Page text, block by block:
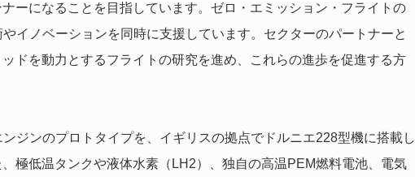
ーになることを目指しています。ゼロ・エミッション・フライトの
イノベーションを同時に支援しています。セクターのパートナーと
ドを動力とするフライトの研究を進め、これらの進歩を促進する方
ジンのプロトタイプを、イギリスの拠点でドルニエ228型機に搭載し
極低温タンクや液体水素（LH2）、独自の高温PEM燃料電池、電気